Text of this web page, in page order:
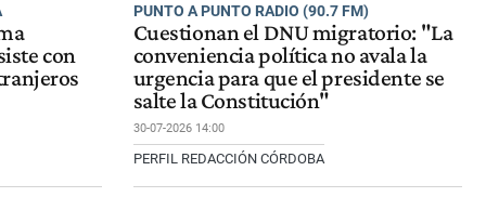
con
PUNTO A PUNTO RADIO (90.7 FM)
Cuestionan el DNU migratorio: "La
conveniencia política no avala la
urgencia para que el presidente se
salte la Constitución"
30-07-2026 14:00
PERFIL REDACCIÓN CÓRDOBA